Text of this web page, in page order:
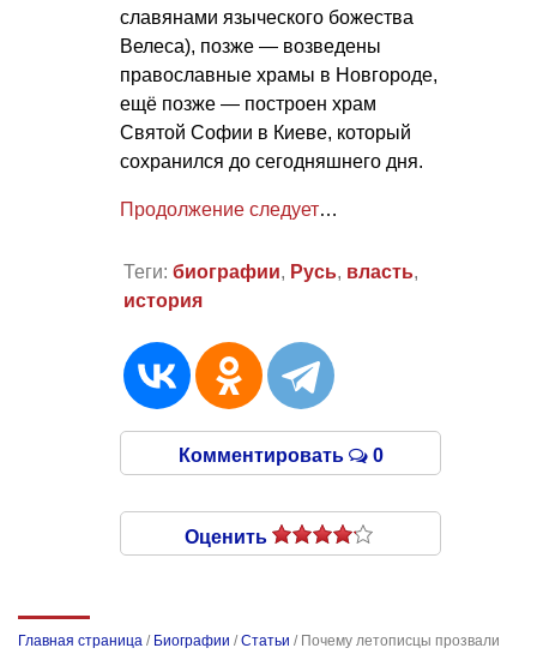
славянами языческого божества
Велеса), позже — возведены
православные храмы в Новгороде,
ещё позже — построен храм
Святой Софии в Киеве, который
сохранился до сегодняшнего дня.
Продолжение следует…
Теги: биографии, Русь, власть,
история
Комментировать 0
Оценить
Главная страница / Биографии /Статьи / Почему летописцы прозвали